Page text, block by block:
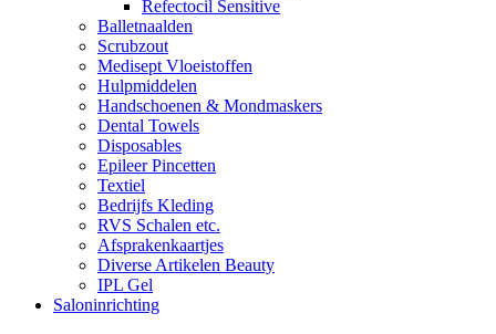
Refectocil Sensitive
Balletnaalden
Scrubzout
Medisept Vloeistoffen
Hulpmiddelen
Handschoenen & Mondmaskers
Dental Towels
Disposables
Epileer Pincetten
Textiel
Bedrijfs Kleding
RVS Schalen etc.
Afsprakenkaartjes
Diverse Artikelen Beauty
IPL Gel
Saloninrichting